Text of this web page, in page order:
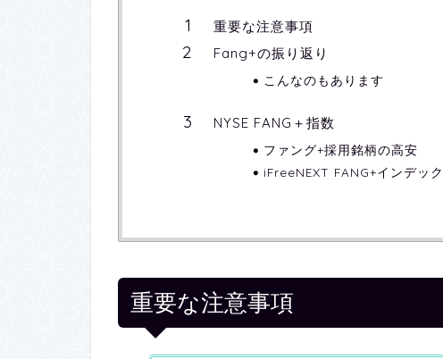
重要な注意事項
Fang+の振り返り
こんなのもあります
NYSE FANG＋指数
ファング+採用銘柄の高安
iFreeNEXT FANG+インデッ
重要な注意事項